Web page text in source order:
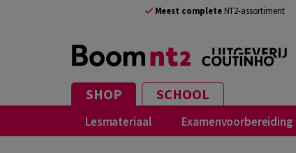
Meest completeNT2-assortiment
SHOP SCHOOL
Lesmateriaal Examenvoorbereiding